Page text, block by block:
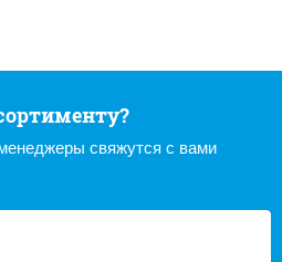
свяжутся с вами